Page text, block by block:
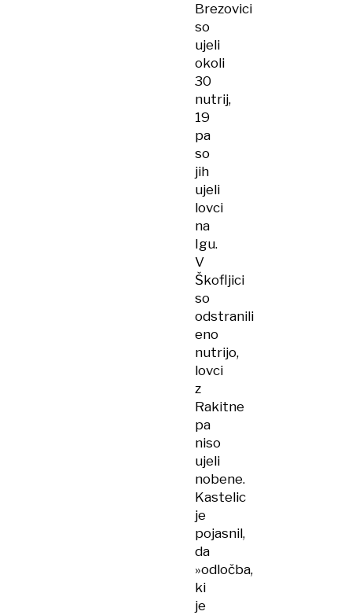
Brezovici
so
ujeli
okoli
30
nutrij,
19
pa
so
jih
ujeli
lovci
na
Igu.
V
Škofljici
so
odstranili
eno
nutrijo,
lovci
z
Rakitne
pa
niso
ujeli
nobene.
Kastelic
je
pojasnil,
da
»odločba,
ki
je